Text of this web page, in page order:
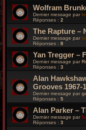
Wolfram
Dernier message par
Réponses : 2
The Rapture –
Dernier message par
Réponses : 8
Yan Tregger ‎–
Dernier message par
Réponses : 3
Alan
Grooves 1967-
Dernier message par
Réponses : 5
Alan Parker –
Dernier message par
Réponses : 3